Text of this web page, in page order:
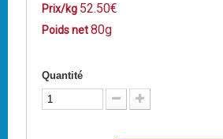
Prix/kg 52.50€
Poids net80g
Quantité